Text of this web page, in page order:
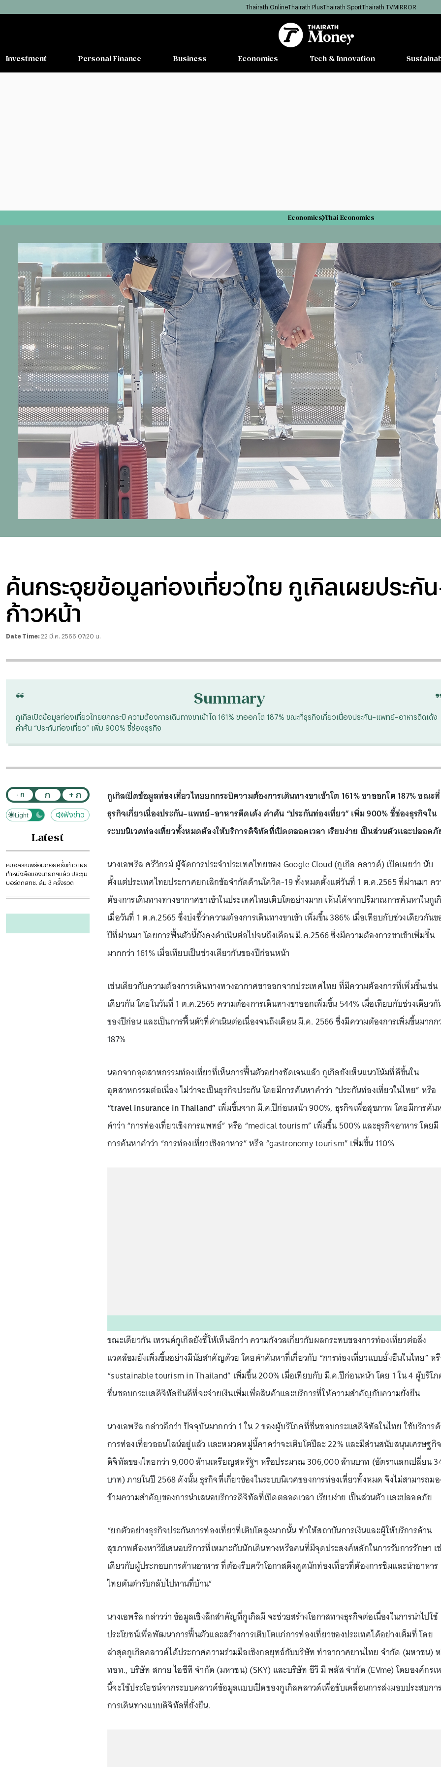
Thairath OnlineThairath PlusThairath SportThairath TVMIRROR
Investment Personal Finance Business Economics Tech & Innovation
Economics Thai Economics
ค้นกระจุยข้อมูลท่องเที่ยวไทย กูเกิลเผยประกั
ก้าวหน้า
Date Time: 22 มี.ค. 2566 07:20 น.
“ Summary
กูเกิลเปิดข้อมูลท่องเที่ยวไทยยกกระบิ ความต้องการเดินทางขาเข้าโต 161% ขาออกโต 187% ขณะที่ธุรกิจเกี่ยวเนื่องประกัน–แพทย์–อาหารดีดเด้ง
คำค้น “ประกันท่องเที่ยว” เพิ่ม 900% ชี้ช่องธุรกิจ
- ก ก + ก
Dark
Light ฟังข่าว
Latest
หมอสรณพร้อมถอยครึ่งก้าว เผย
ทำหนังสือแจงนายกฯแล้ว ประชุม
บอร์ดกสทช. ล่ม 3 ครั้งรวด
กูเกิลเปิดข้อมูลท่องเที่ยวไทยยกกระบิความต้องการเดินทางขาเข้าโต 161% ขาออกโต 187% ขณะที่
ธุรกิจเกี่ยวเนื่องประกัน–แพทย์–อาหารดีดเด้ง คำค้น “ประกันท่องเที่ยว” เพิ่ม 900% ชี้ช่องธุรกิจใน
ระบบนิเวศท่องเที่ยวทั้งหมดต้องให้บริการดิจิทัลที่เปิดตลอดเวลา เรียบง่าย เป็นส่วนตัวและปลอด
นางเอพริล ศรีวิกรม์ ผู้จัดการประจำประเทศไทยของ Google Cloud (กูเกิล คลาวด์) เปิดเผยว่า นับ
ตั้งแต่ประเทศไทยประกาศยกเลิกข้อจำกัดด้านโควิด-19 ทั้งหมดตั้งแต่วันที่ 1 ต.ค.2565 ที่ผ่านมา ค
ต้องการเดินทางทางอากาศขาเข้าในประเทศไทยเติบโตอย่างมาก เห็นได้จากปริมาณการค้นหาในกูเ
เมื่อวันที่ 1 ต.ค.2565 ซึ่งบ่งชี้ว่าความต้องการเดินทางขาเข้า เพิ่มขึ้น 386% เมื่อเทียบกับช่วงเดียวกันข
ปีที่ผ่านมา โดยการฟื้นตัวนี้ยังคงดำเนินต่อไปจนถึงเดือน มี.ค.2566 ซึ่งมีความต้องการขาเข้าเพิ่มขึ้น
มากกว่า 161% เมื่อเทียบเป็นช่วงเดียวกันของปีก่อนหน้า
เช่นเดียวกับความต้องการเดินทางทางอากาศขาออกจากประเทศไทย ที่มีความต้องการที่เพิ่มขึ้นเช่น
เดียวกัน โดยในวันที่ 1 ต.ค.2565 ความต้องการเดินทางขาออกเพิ่มขึ้น 544% เมื่อเทียบกับช่วงเดียว
ของปีก่อน และเป็นการฟื้นตัวที่ดำเนินต่อเนื่องจนถึงเดือน มี.ค. 2566 ซึ่งมีความต้องการเพิ่มขึ้นมากก
187%
นอกจากอุตสาหกรรมท่องเที่ยวที่เห็นการฟื้นตัวอย่างชัดเจนแล้ว กูเกิลยังเห็นแนวโน้มที่ดีขึ้นใน
อุตสาหกรรมต่อเนื่อง ไม่ว่าจะเป็นธุรกิจประกัน โดยมีการค้นหาคำว่า “ประกันท่องเที่ยวในไทย” หรือ
“travel insurance in Thailand” เพิ่มขึ้นจาก มี.ค.ปีก่อนหน้า 900%, ธุรกิจเพื่อสุขภาพ โดยมีการค้น
คำว่า “การท่องเที่ยวเชิงการแพทย์” หรือ “medical tourism” เพิ่มขึ้น 500% และธุรกิจอาหาร โดยมี
การค้นหาคำว่า “การท่องเที่ยวเชิงอาหาร” หรือ “gastronomy tourism” เพิ่มขึ้น 110%
ขณะเดียวกัน เทรนด์กูเกิลยังชี้ให้เห็นอีกว่า ความกังวลเกี่ยวกับผลกระทบของการท่องเที่ยวต่อสิ่ง
แวดล้อมยังเพิ่มขึ้นอย่างมีนัยสำคัญด้วย โดยคำค้นหาที่เกี่ยวกับ “การท่องเที่ยวแบบยั่งยืนในไทย” ห
“sustainable tourism in Thailand” เพิ่มขึ้น 200% เมื่อเทียบกับ มี.ค.ปีก่อนหน้า โดย 1 ใน 4 ผู้บริโ
ชื่นชอบกระแสดิจิทัลยินดีที่จะจ่ายเงินเพิ่มเพื่อสินค้าและบริการที่ให้ความสำคัญกับความยั่งยืน
นางเอพริล กล่าวอีกว่า ปัจจุบันมากกว่า 1 ใน 2 ของผู้บริโภคที่ชื่นชอบกระแสดิจิทัลในไทย ใช้บริการ
การท่องเที่ยวออนไลน์อยู่แล้ว และหมวดหมู่นี้คาดว่าจะเติบโตปีละ 22% และมีส่วนสนับสนุนเศรษฐกิจ
ดิจิทัลของไทยกว่า 9,000 ล้านเหรียญสหรัฐฯ หรือประมาณ 306,000 ล้านบาท (อัตราแลกเปลี่ยน
บาท) ภายในปี 2568 ดังนั้น ธุรกิจที่เกี่ยวข้องในระบบนิเวศของการท่องเที่ยวทั้งหมด จึงไม่สามารถม
ข้ามความสำคัญของการนำเสนอบริการดิจิทัลที่เปิดตลอดเวลา เรียบง่าย เป็นส่วนตัว และปลอดภัย
“ยกตัวอย่างธุรกิจประกันการท่องเที่ยวที่เติบโตสูงมากนั้น ทำให้สถาบันการเงินและผู้ให้บริการด้าน
สุขภาพต้องหาวิธีเสนอบริการที่เหมาะกับนักเดินทางหรือคนที่มีจุดประสงค์หลักในการรับการรักษา เ
เดียวกับผู้ประกอบการด้านอาหาร ที่ต้องรีบคว้าโอกาสดึงดูดนักท่องเที่ยวที่ต้องการชิมและนำอาหาร
ไทยต้นตำรับกลับไปทานที่บ้าน”
นางเอพริล กล่าวว่า ข้อมูลเชิงลึกสำคัญที่กูเกิลมี จะช่วยสร้างโอกาสทางธุรกิจต่อเนื่องในการนำไปใช้
ประโยชน์เพื่อพัฒนาการฟื้นตัวและสร้างการเติบโตแก่การท่องเที่ยวของประเทศได้อย่างเต็มที่ โดย
ล่าสุดกูเกิลคลาวด์ได้ประกาศความร่วมมือเชิงกลยุทธ์กับบริษัท ท่าอากาศยานไทย จำกัด (มหาชน)
ทอท., บริษัท สกาย ไอซีที จำกัด (มหาชน) (SKY) และบริษัท อีวี มี พลัส จำกัด (EVme) โดยองค์กรเ
นี้จะใช้ประโยชน์จากระบบคลาวด์ข้อมูลแบบเปิดของกูเกิลคลาวด์เพื่อขับเคลื่อนการส่งมอบประสบก
การเดินทางแบบดิจิทัลที่ยั่งยืน.